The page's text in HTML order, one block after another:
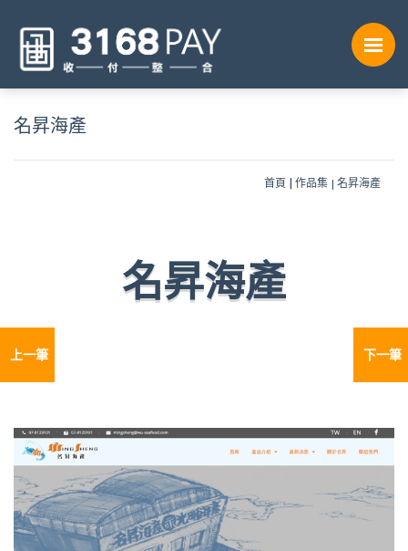
名昇海產
首頁 作品集 名昇海產
上一筆 下一筆
名昇海產